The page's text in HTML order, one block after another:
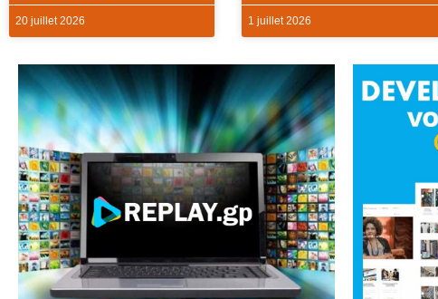
20 juillet 2026 1 juillet 2026